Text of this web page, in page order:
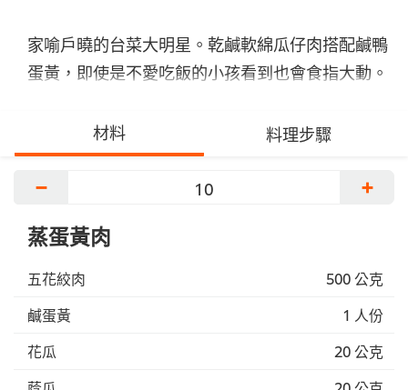
家喻戶曉的台菜大明星。乾鹹軟綿瓜仔肉搭配鹹鴨
蛋黃，即使是不愛吃飯的小孩看到也會食指大動。
材料 料理步驟
− +
蒸蛋黃肉
五花絞肉
500 公克
鹹蛋黃
1 人份
花瓜
20 公克